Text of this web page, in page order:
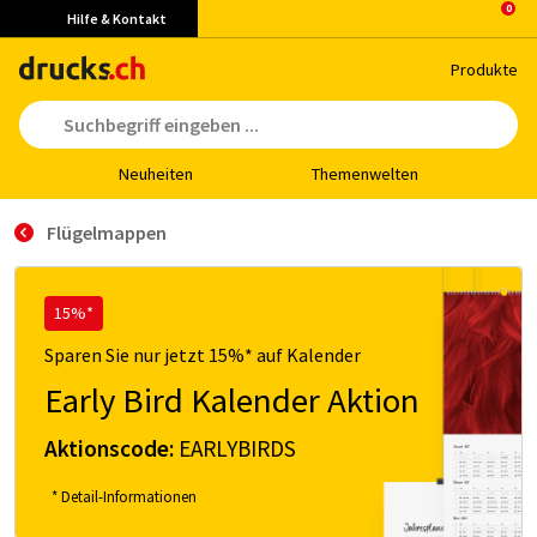
Hilfe & Kontakt
Pro­duk­te
Neu­hei­ten The­men­wel­ten
Flügelmappen
15%*
Sparen Sie nur jetzt 15%* auf Kalender
Early Bird Kalender Aktion
Aktionscode: EARLYBIRDS
* Detail-Informationen